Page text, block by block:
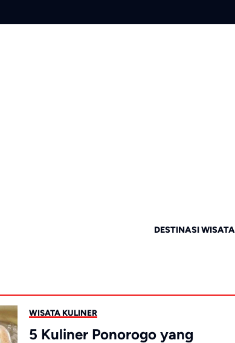
DESTINASI WISATA
WISATA KULINER
5 Kuliner Ponorogo yang